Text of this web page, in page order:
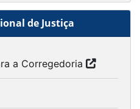
de Justiça
a Corregedoria